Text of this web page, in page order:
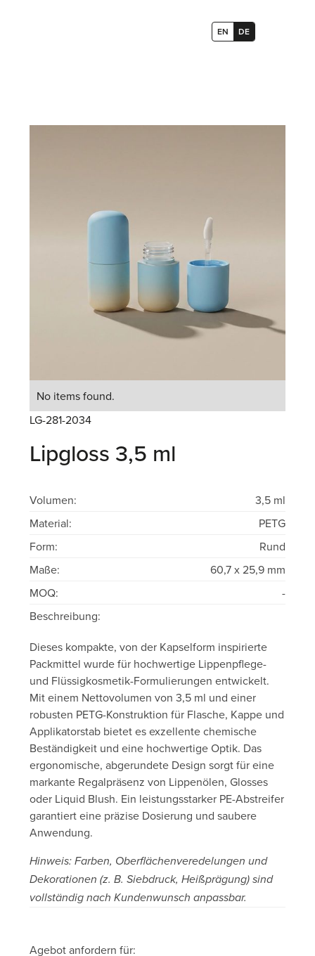
EN DE
No items found.
LG-281-2034
Lipgloss 3,5 ml
Volumen:
3,5 ml
Material:
PETG
Form:
Rund
Maße:
60,7 x 25,9 mm
MOQ:
-
Beschreibung:
Dieses kompakte, von der Kapselform inspirierte
Packmittel wurde für hochwertige Lippenpflege-
und Flüssigkosmetik-Formulierungen entwickelt.
Mit einem Nettovolumen von 3,5 ml und einer
robusten PETG-Konstruktion für Flasche, Kappe und
Applikatorstab bietet es exzellente chemische
Beständigkeit und eine hochwertige Optik. Das
ergonomische, abgerundete Design sorgt für eine
markante Regalpräsenz von Lippenölen, Glosses
oder Liquid Blush. Ein leistungsstarker PE-Abstreifer
garantiert eine präzise Dosierung und saubere
Anwendung.
Hinweis: Farben, Oberflächenveredelungen und
Dekorationen (z. B. Siebdruck, Heißprägung) sind
vollständig nach Kundenwunsch anpassbar.
Agebot anfordern für: